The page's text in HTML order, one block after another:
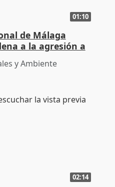
01:10
de Málaga
a la agresión a
Urgencias
y Ambiente
02:14